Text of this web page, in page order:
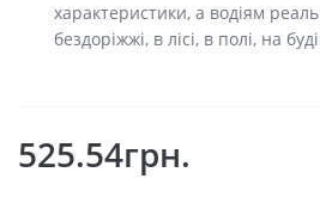
характеристики, а водіям
бездоріжжі, в лісі, в полі, на
525.54грн.